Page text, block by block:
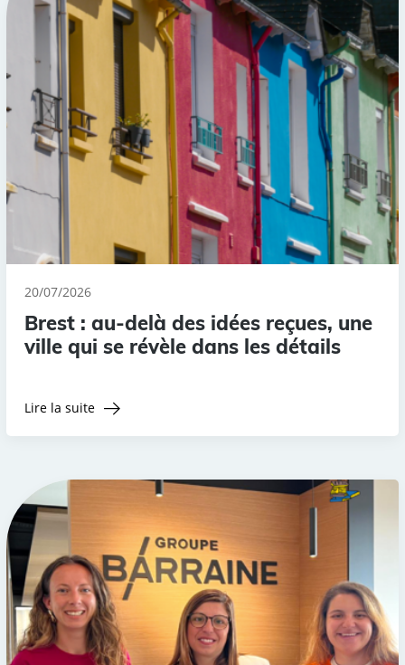
20/07/2026
Brest : au-delà des idées reçues, une
ville qui se révèle dans les détails
Lire la suite